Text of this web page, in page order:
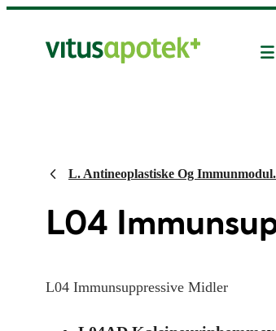
L. Antineoplastiske Og
L04
L04 Immunsuppressive Midler